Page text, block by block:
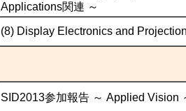
Applications関連 ～
(8) Display Electronics and
SID2013参加報告 ～ Applied Vision